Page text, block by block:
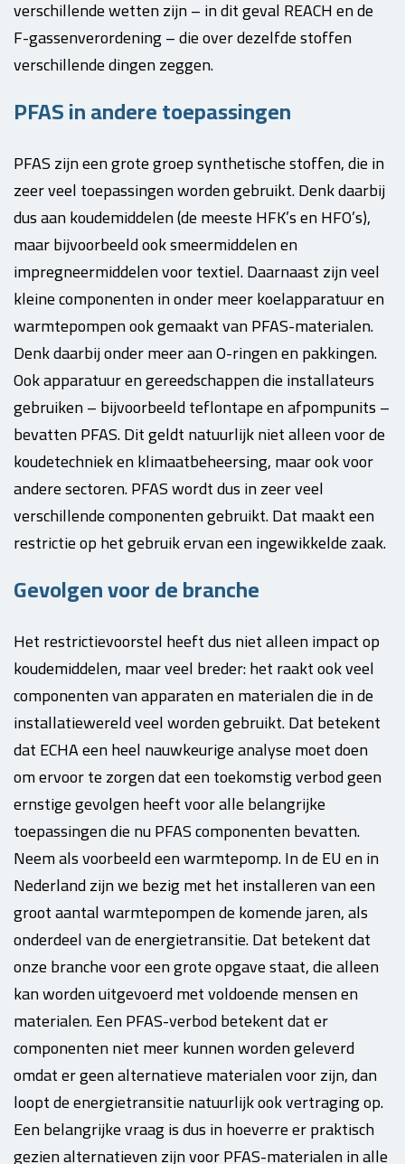
verschillende wetten zijn – in dit geval REACH en de
F-gassenverordening – die over dezelfde stoffen
verschillende dingen zeggen.
PFAS in andere toepassingen
PFAS zijn een grote groep synthetische stoffen, die in
zeer veel toepassingen worden gebruikt. Denk daarbij
dus aan koudemiddelen (de meeste HFK’s en HFO’s),
maar bijvoorbeeld ook smeermiddelen en
impregneermiddelen voor textiel. Daarnaast zijn veel
kleine componenten in onder meer koelapparatuur en
warmtepompen ook gemaakt van PFAS-materialen.
Denk daarbij onder meer aan O-ringen en pakkingen.
Ook apparatuur en gereedschappen die installateurs
gebruiken – bijvoorbeeld teflontape en afpompunits –
bevatten PFAS. Dit geldt natuurlijk niet alleen voor de
koudetechniek en klimaatbeheersing, maar ook voor
andere sectoren. PFAS wordt dus in zeer veel
verschillende componenten gebruikt. Dat maakt een
restrictie op het gebruik ervan een ingewikkelde zaak.
Gevolgen voor de branche
Het restrictievoorstel heeft dus niet alleen impact op
koudemiddelen, maar veel breder: het raakt ook veel
componenten van apparaten en materialen die in de
installatiewereld veel worden gebruikt. Dat betekent
dat ECHA een heel nauwkeurige analyse moet doen
om ervoor te zorgen dat een toekomstig verbod geen
ernstige gevolgen heeft voor alle belangrijke
toepassingen die nu PFAS componenten bevatten.
Neem als voorbeeld een warmtepomp. In de EU en in
Nederland zijn we bezig met het installeren van een
groot aantal warmtepompen de komende jaren, als
onderdeel van de energietransitie. Dat betekent dat
onze branche voor een grote opgave staat, die alleen
kan worden uitgevoerd met voldoende mensen en
materialen. Een PFAS-verbod betekent dat er
componenten niet meer kunnen worden geleverd
omdat er geen alternatieve materialen voor zijn, dan
loopt de energietransitie natuurlijk ook vertraging op.
Een belangrijke vraag is dus in hoeverre er praktisch
gezien alternatieven zijn voor PFAS-materialen in alle